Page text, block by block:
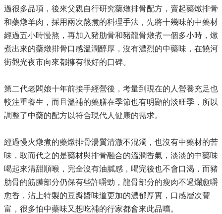
過很多品項，後來父親自行研究藥燉排骨配方，賣起藥燉排骨
和藥燉羊肉，採用兩次熬煮的料理手法，先將十幾味的中藥材
經過五小時慢熬，再加入豬肋骨和豬龍骨燉煮一個多小時，燉
煮出來的藥燉排骨口感溫潤醇厚，沒有濃烈的中藥味，在饒河
街觀光夜市向來都擁有很好的口碑。
第二代老闆娘十年前接手經營後，考量到現在的人營養充足也
較注重養生，而且溫補的藥膳在季節也有明顯的淡旺季，所以
調整了中藥的配方以符合現代人健康的需求。
經過慢火燉煮的藥燉排骨湯質清澈不混濁，也沒有中藥材的苦
味，取而代之的是藥材與排骨融合的溫潤香氣，淡淡的中藥味
喝起來清甜順喉，完全沒有油膩感，喝完後也不會口渴，而豬
肋骨的筋膜部分仍保有些許嚼勁，龍骨部分的瘦肉不過爛愈嚼
愈香，沾上特製的豆瓣醬味道更加的濃郁厚實，口感層次豐
富，很多怕中藥味又想吃補的行家都會來此品嚐。